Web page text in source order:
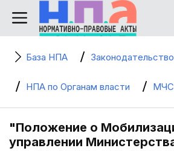
База НПА
НПА по Органам власти МЧС
"Положение о
управлении